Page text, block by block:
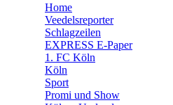
🛒 Shoppingwelt
Home
Veedelsreporter
Schlagzeilen
EXPRESS E-Paper
1. FC Köln
Köln
Sport
Promi und Show